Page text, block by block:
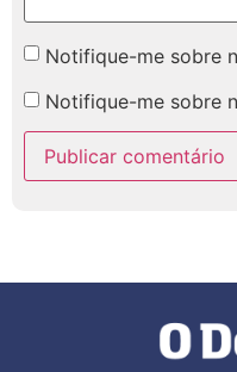
Notifique-me sobre
Notifique-me sobre